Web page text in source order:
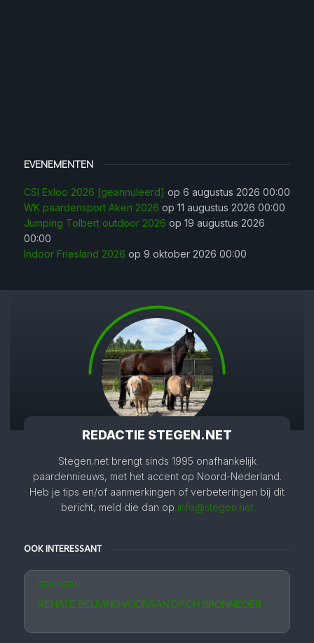
REDACTIE STEGEN.NET
Stegen.net brengt sinds 1995 onafhankelijk
paardennieuws, met het accent op Noord-Nederland.
Heb je tips en/of aanmerkingen of verbeteringen bij dit
bericht, meld die dan op info@stegen.net
OOK INTERESSANT
SPRINGEN
RENATE BEUVING VOORAAN OP CH BRONNEGER
EVENEMENTEN
CSI Exloo 2026 [geannuleerd] op 6 augustus 2026 00:00
WK paardensport Aken 2026 op 11 augustus 2026 00:00
Jumping Tolbert outdoor 2026 op 19 augustus 2026
00:00
Indoor Friesland 2026 op 9 oktober 2026 00:00